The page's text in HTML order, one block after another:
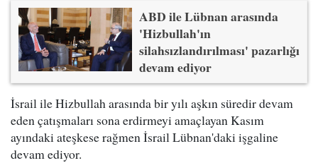
ABD ile Lübnan arasında
'Hizbullah'ın
silahsızlandırılması' pazarlığı
devam ediyor
İsrail ile Hizbullah arasında bir yılı aşkın süredir devam
eden çatışmaları sona erdirmeyi amaçlayan Kasım
ayındaki ateşkese rağmen İsrail Lübnan'daki işgaline
devam ediyor.